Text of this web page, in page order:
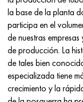
la base de la planta
participa en el
de nuestras
de producción. La
de tales bien
especializada tiene
crecimiento y la
Incotherm
incotest
Jette M152
Cobalto 6B
47ND
47НХР
49KF
49K2F, 49K2FA-VI
HN62VMYUT
HN62MVKYU
HN63MB
XN65VM
VT-35
PT-1M
PT-3V
PT-7M
1.4466 - AISI
Aleación Al6xn
15-7Ph® - 1.4532
PH 13-8 meses -
10X17H13M3T
10X18N18Yu4D
11X11N2V2MF
12Х18Н9Т
2,0872,
Bronce aluminio silicio
CW301G, C64200
bronce de silicio
latón rojo
C84400,
C83600,
45G2, 45g2, AISI
Aleación de acero
10g2, 10g2, AISI
12X2H4A,
Р6М5, 1.3343, hs6-
Р6М5К5, 1.3243,
R6M5F3, 1.3344,
9М4К8,1.3207